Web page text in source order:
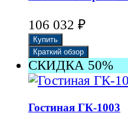
106 032 ₽
СКИДКА 50%
Гостиная ГК-1003